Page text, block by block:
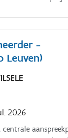
ga jij doen:.
de leiding en
in
na te kijken
Jij
tijdens de
&
-
Leuven)
2026